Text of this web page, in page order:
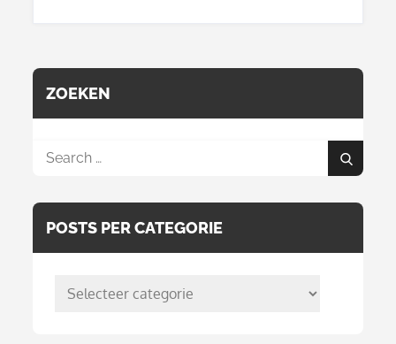
ZOEKEN
Search
Search
POSTS PER CATEGORIE
posts